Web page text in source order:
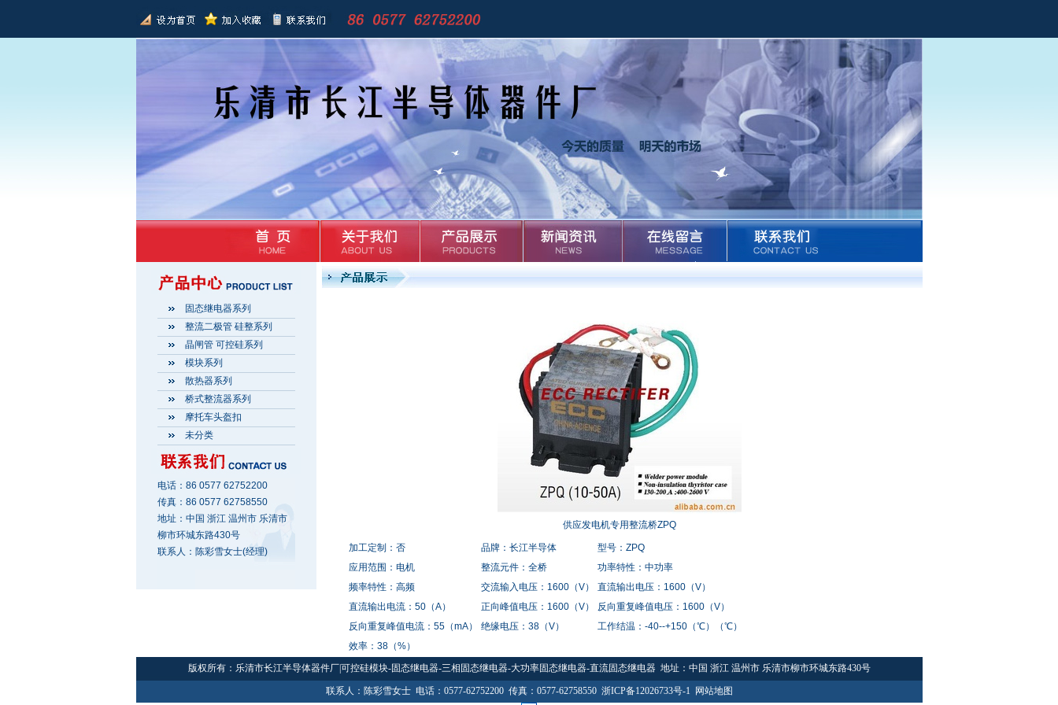
固态继电器系列
整流二极管 硅整系列
晶闸管 可控硅系列
模块系列
散热器系列
桥式整流器系列
摩托车头盔扣
未分类
电话：86 0577 62752200
传真：86 0577 62758550
地址：中国 浙江 温州市 乐清市
柳市环城东路430号
联系人：陈彩雪女士(经理)
供应发电机专用整流桥ZPQ
加工定制：否 品牌：长江半导体
型号：ZPQ
应用范围：电机
整流元件：全桥
功率特性：中功率
频率特性：高频
交流输入电压：1600（V）
直流输出电压：1600（V）
直流输出电流：50（A）
正向峰值电压：1600（V）
反向重复峰值电压：1600（V）
反向重复峰值电流：55（mA）
绝缘电压：38（V）
工作结温：-40--+150（℃）（℃）
效率：38（%）
版权所有：乐清市长江半导体器件厂|可控硅模块-固态继电器-三相固态继电器-大功率固态继电器-直流固态继电器地址：中国 浙江 温州市 乐清市柳市环城东路430号
联系人：陈彩雪女士 电话：0577-62752200 传真：0577-62758550 浙ICP备12026733号-1 网站地图